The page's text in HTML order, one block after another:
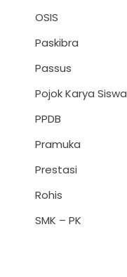
OSIS
Paskibra
Passus
Pojok Karya Siswa
PPDB
Pramuka
Prestasi
Rohis
SMK – PK